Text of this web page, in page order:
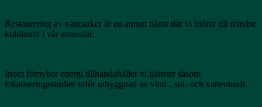
Restaurering av våtmarker är en annan tjänst där vi bidrar till mindre
koldioxid i vår atmosfär.
Inom förnybar energi tillhandahåller vi tjänster såsom
lokaliseringsstudier inför utbyggnad av vind-, sol- och vattenkraft.